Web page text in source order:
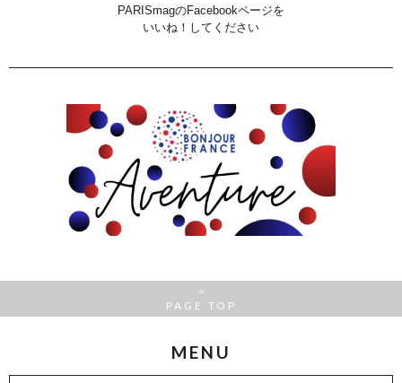
PARISmagのFacebookページを
いいね！してください
PAGE TOP
MENU